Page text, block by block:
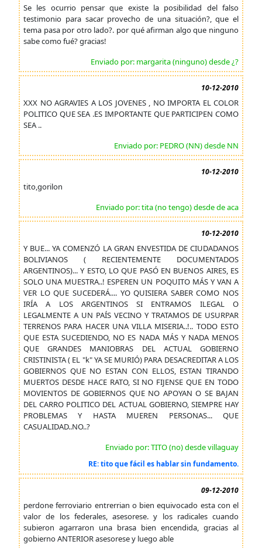
Se les ocurrio pensar que existe la posibilidad del falso
testimonio para sacar provecho de una situación?, que el
tema pasa por otro lado?. por qué afirman algo que ninguno
sabe como fué? gracias!
Enviado por: margarita (ninguno) desde ¿?
10-12-2010
XXX NO AGRAVIES A LOS JOVENES , NO IMPORTA EL COLOR
POLITICO QUE SEA .ES IMPORTANTE QUE PARTICIPEN COMO
SEA ..
Enviado por: PEDRO (NN) desde NN
10-12-2010
tito,gorilon
Enviado por: tita (no tengo) desde de aca
10-12-2010
Y BUE... YA COMENZÓ LA GRAN ENVESTIDA DE CIUDADANOS
BOLIVIANOS ( RECIENTEMENTE DOCUMENTADOS
ARGENTINOS)... Y ESTO, LO QUE PASÓ EN BUENOS AIRES, ES
SOLO UNA MUESTRA..! ESPEREN UN POQUITO MÁS Y VAN A
VER LO QUE SUCEDERÁ.... YO QUISIERA SABER COMO NOS
IRÍA A LOS ARGENTINOS SI ENTRAMOS ILEGAL O
LEGALMENTE A UN PAÍS VECINO Y TRATAMOS DE USURPAR
TERRENOS PARA HACER UNA VILLA MISERIA..!.. TODO ESTO
QUE ESTA SUCEDIENDO, NO ES NADA MÁS Y NADA MENOS
QUE GRANDES MANIOBRAS DEL ACTUAL GOBIERNO
CRISTINISTA ( EL "k" YA SE MURIÓ) PARA DESACREDITAR A LOS
GOBIERNOS QUE NO ESTAN CON ELLOS, ESTAN TIRANDO
MUERTOS DESDE HACE RATO, SI NO FIJENSE QUE EN TODO
MOVIENTOS DE GOBIERNOS QUE NO APOYAN O SE BAJAN
DEL CARRO POLITICO DEL ACTUAL GOBIERNO, SIEMPRE HAY
PROBLEMAS Y HASTA MUEREN PERSONAS... QUE
CASUALIDAD..NO..?
Enviado por: TITO (no) desde villaguay
RE: tito que fácil es hablar sin fundamento.
09-12-2010
perdone ferroviario entrerrian o bien equivocado esta con el
valor de los federales, asesorese. y los radicales cuando
subieron agarraron una brasa bien encendida, gracias al
gobierno ANTERIOR asesorese y luego able